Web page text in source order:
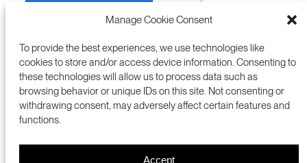
Manage Cookie Consent
To provide the best experiences, we use technologies like
cookies to store and/or access device information. Consenting to
these technologies will allow us to process data such as
browsing behavior or unique IDs on this site. Not consenting or
withdrawing consent, may adversely affect certain features and
functions.
Accept